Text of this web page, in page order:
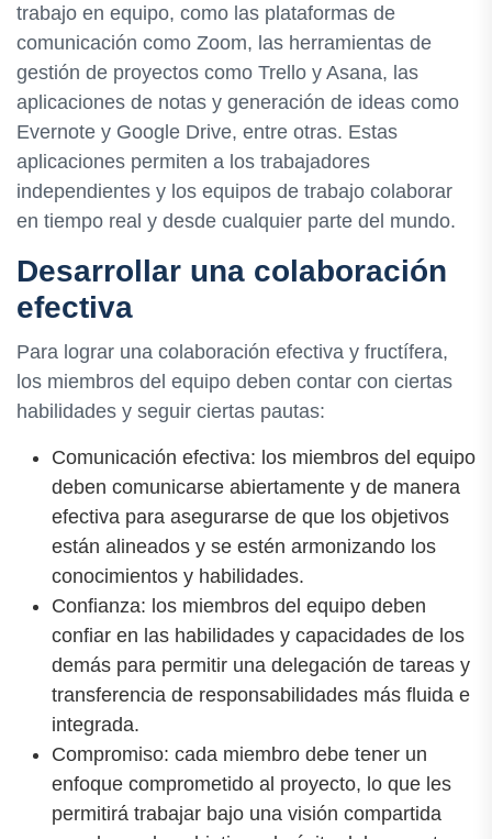
trabajo en equipo, como las plataformas de
comunicación como Zoom, las herramientas de
gestión de proyectos como Trello y Asana, las
aplicaciones de notas y generación de ideas como
Evernote y Google Drive, entre otras. Estas
aplicaciones permiten a los trabajadores
independientes y los equipos de trabajo colaborar
en tiempo real y desde cualquier parte del mundo.
Desarrollar una colaboración
efectiva
Para lograr una colaboración efectiva y fructífera,
los miembros del equipo deben contar con ciertas
habilidades y seguir ciertas pautas:
Comunicación efectiva: los miembros del equipo
deben comunicarse abiertamente y de manera
efectiva para asegurarse de que los objetivos
están alineados y se estén armonizando los
conocimientos y habilidades.
Confianza: los miembros del equipo deben
confiar en las habilidades y capacidades de los
demás para permitir una delegación de tareas y
transferencia de responsabilidades más fluida e
integrada.
Compromiso: cada miembro debe tener un
enfoque comprometido al proyecto, lo que les
permitirá trabajar bajo una visión compartida